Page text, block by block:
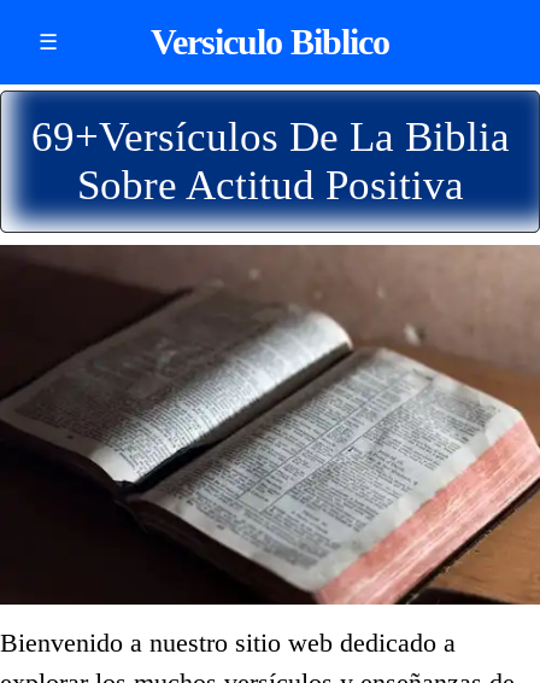
☰ Versiculo Biblico
69+Versículos De La Biblia
Sobre Actitud Positiva
Bienvenido a nuestro sitio web dedicado a